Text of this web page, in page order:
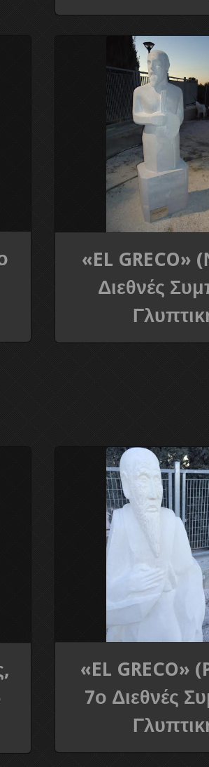
«EL GRECO»
Διεθνές
«EL GRECO»
7ο Διεθνές